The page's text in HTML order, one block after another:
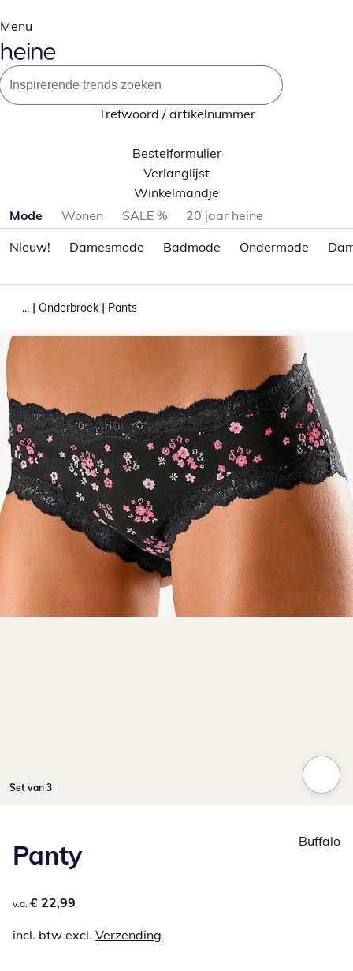
Menu
Trefwoord / artikelnummer
Bestelformulier
Verlanglijst
Winkelmandje
Productcategorieën overslaan
Mode Wonen SALE %
20 jaar heine
Nieuw!
Damesmode Badmode Ondermode
... | Onderbroek | Pants
Set van 3
Panty
€ 22,99
v.a. € 22,99
incl. btw excl. Verzending
Buffalo